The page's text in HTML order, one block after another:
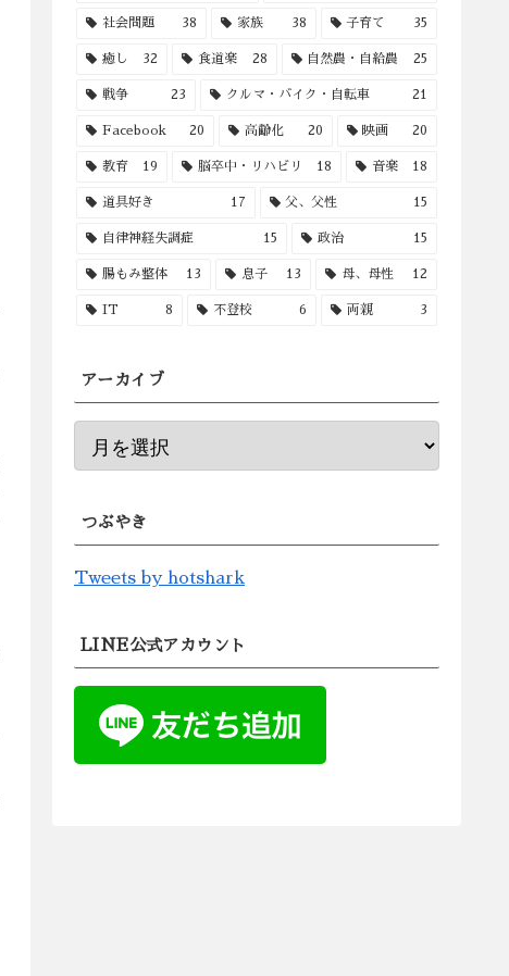
社会問題 38 家族 38 子育て 35
癒し 32 食道楽 28 自然農・自給農 25
戦争 23 クルマ・バイク・自転車 21
Facebook 20 高齢化 20 映画 20
教育 19 脳卒中・リハビリ 18 音楽 18
道具好き 17 父、父性 15
自律神経失調症 15 政治 15
腸もみ整体 13 息子 13 母、母性 12
IT 8 不登校 6 両親 3
アーカイブ
つぶやき
Tweets by hotshark
LINE公式アカウント